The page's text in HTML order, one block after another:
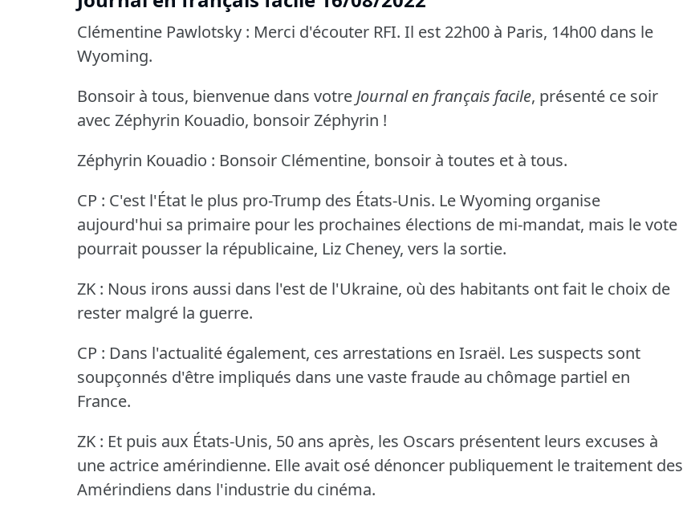
Clémentine Pawlotsky : Merci d'écouter RFI. Il est 22h00 à Paris, 14h00 dans le
Wyoming.
Bonsoir à tous, bienvenue dans votre Journal en français facile, présenté ce soir
avec Zéphyrin Kouadio, bonsoir Zéphyrin !
Zéphyrin Kouadio : Bonsoir Clémentine, bonsoir à toutes et à tous.
CP : C'est l'État le plus pro-Trump des États-Unis. Le Wyoming organise
aujourd'hui sa primaire pour les prochaines élections de mi-mandat, mais le vote
pourrait pousser la républicaine, Liz Cheney, vers la sortie.
ZK : Nous irons aussi dans l'est de l'Ukraine, où des habitants ont fait le choix de
rester malgré la guerre.
CP : Dans l'actualité également, ces arrestations en Israël. Les suspects sont
soupçonnés d'être impliqués dans une vaste fraude au chômage partiel en
France.
ZK : Et puis aux États-Unis, 50 ans après, les Oscars présentent leurs excuses à
une actrice amérindienne. Elle avait osé dénoncer publiquement le traitement des
Amérindiens dans l'industrie du cinéma.